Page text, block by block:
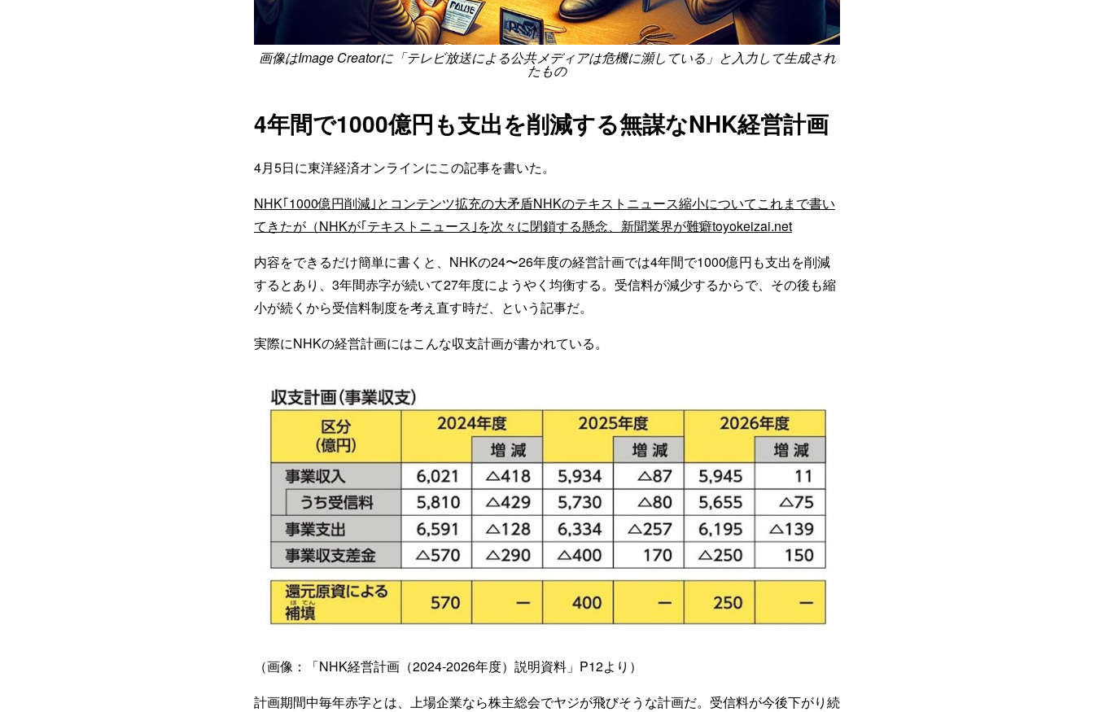
画像はImage Creatorに「テレビ放送による公共メディアは危機に瀕している」と入力して生成され
たもの
4年間で1000億円も支出を削減する無謀なNHK経営計画
4月5日に東洋経済オンラインにこの記事を書いた。
NHK｢1000億円削減｣とコンテンツ拡充の大矛盾NHKのテキストニュース縮小についてこれまで書い
てきたが（NHKが｢テキストニュース｣を次々に閉鎖する懸念、新聞業界が難癖toyokeizai.net
内容をできるだけ簡単に書くと、NHKの24〜26年度の経営計画では4年間で1000億円も支出を削減
するとあり、3年間赤字が続いて27年度にようやく均衡する。受信料が減少するからで、その後も縮
小が続くから受信料制度を考え直す時だ、という記事だ。
実際にNHKの経営計画にはこんな収支計画が書かれている。
（画像：「NHK経営計画（2024-2026年度）説明資料」P12より）
計画期間中毎年赤字とは、上場企業なら株主総会でヤジが飛びそうな計画だ。受信料が今後下がり続